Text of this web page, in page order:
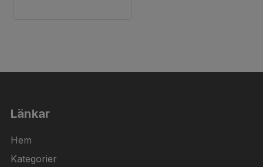
Länkar
Hem
Kategorier